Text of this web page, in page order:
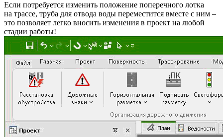
Если потребуется изменить положение поперечного лотка
на трассе, труба для отвода воды переместится вместе с ним –
это позволяет легко вносить изменения в проект на любой
стадии работы!